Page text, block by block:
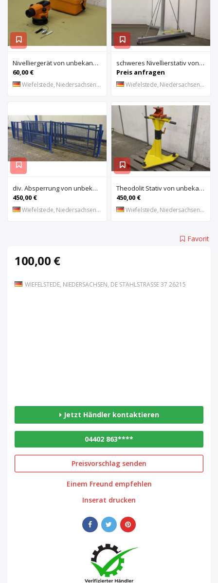
Nivelliergerät von unbekannt – unbekannt
60,00 €
Wiefelstede, Niedersachsen, DE
schweres Nivellierstativ von BRUNSON – Model 232
Preis anfragen
Wiefelstede, Niedersachsen, DE
div. Absperrung von unbekannt – aus Gitter
450,00 €
Wiefelstede, Niedersachsen, DE
Theodolit Stativ von unbekannt – verschiebbar verstellbar
450,00 €
Wiefelstede, Niedersachsen, DE
Favorit
100,00 €
WIEFELSTEDE, NIEDERSACHSEN, DE STAHLSTRASSE 37 26215
Jetzt Händler kontaktieren
04402 863****
Preisvorschlag senden
Einem Freund empfehlen
Inserat drucken